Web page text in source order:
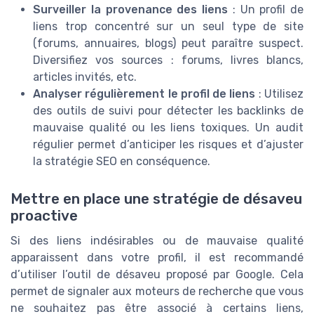
Surveiller la provenance des liens : Un profil de
liens trop concentré sur un seul type de site
(forums, annuaires, blogs) peut paraître suspect.
Diversifiez vos sources : forums, livres blancs,
articles invités, etc.
Analyser régulièrement le profil de liens : Utilisez
des outils de suivi pour détecter les backlinks de
mauvaise qualité ou les liens toxiques. Un audit
régulier permet d’anticiper les risques et d’ajuster
la stratégie SEO en conséquence.
Mettre en place une stratégie de désaveu
proactive
Si des liens indésirables ou de mauvaise qualité
apparaissent dans votre profil, il est recommandé
d’utiliser l’outil de désaveu proposé par Google. Cela
permet de signaler aux moteurs de recherche que vous
ne souhaitez pas être associé à certains liens,